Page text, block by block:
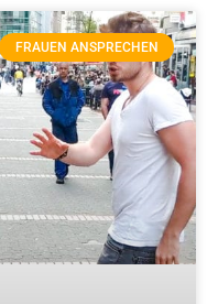
FRAUEN ANSPRECHEN